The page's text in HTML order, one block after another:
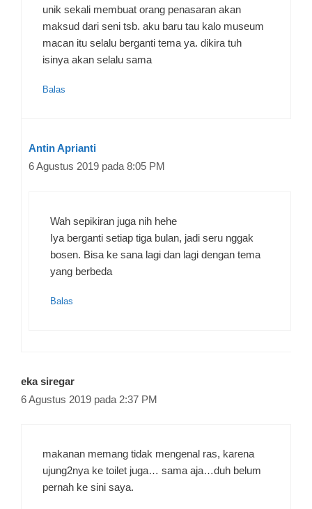
unik sekali membuat orang penasaran akan
maksud dari seni tsb. aku baru tau kalo museum
macan itu selalu berganti tema ya. dikira tuh
isinya akan selalu sama
Balas
Antin Aprianti
6 Agustus 2019 pada 8:05 PM
Wah sepikiran juga nih hehe
Iya berganti setiap tiga bulan, jadi seru nggak
bosen. Bisa ke sana lagi dan lagi dengan tema
yang berbeda
Balas
eka siregar
6 Agustus 2019 pada 2:37 PM
makanan memang tidak mengenal ras, karena
ujung2nya ke toilet juga… sama aja…duh belum
pernah ke sini saya.